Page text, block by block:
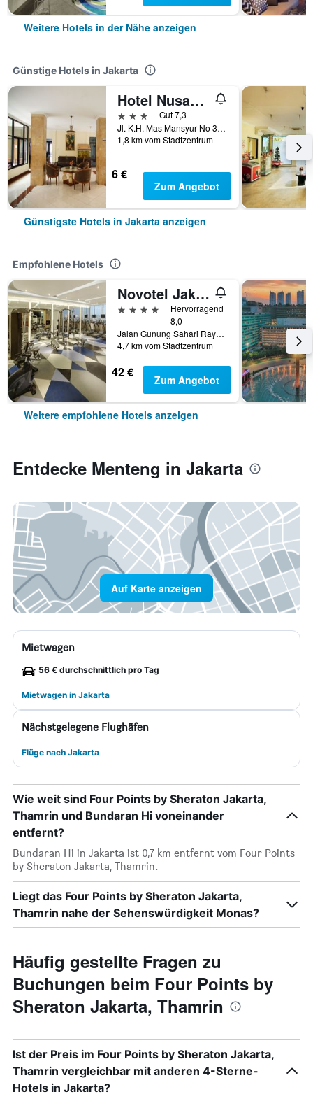
Weitere Hotels in der Nähe anzeigen
Günstige Hotels in Jakarta
Hotel Nusantara Indah Syariah
3 Sterne
Gut 7,3
Jl. K.H. Mas Mansyur No 36, Tanah Abang, Jakarta, Indonesien
1,8 km vom Stadtzentrum
6 €
Zum Angebot
Günstigste Hotels in Jakarta anzeigen
Empfohlene Hotels
Novotel Jakarta Mangga Dua Square
4 Sterne
Hervorragend
8,0
Jalan Gunung Sahari Raya No 1, Jakarta, Indonesien
4,7 km vom Stadtzentrum
42 € Zum Angebot
Weitere empfohlene Hotels anzeigen
Entdecke Menteng in Jakarta
Auf Karte anzeigen
Mietwagen
56 € durchschnittlich pro Tag
Mietwagen in Jakarta
Nächstgelegene Flughäfen
Flüge nach Jakarta
Wie weit sind Four Points by Sheraton Jakarta,
Thamrin und Bundaran Hi voneinander
entfernt?
Bundaran Hi in Jakarta ist 0,7 km entfernt vom Four Points
by Sheraton Jakarta, Thamrin.
Liegt das Four Points by Sheraton Jakarta,
Thamrin nahe der Sehenswürdigkeit Monas?
Häufig gestellte Fragen zu
Buchungen beim Four Points by
Sheraton Jakarta, Thamrin
Ist der Preis im Four Points by Sheraton Jakarta,
Thamrin vergleichbar mit anderen 4-Sterne-
Hotels in Jakarta?